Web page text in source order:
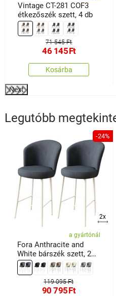
Vintage CT-281 COF3
étkezőszék szett, 4 db
71 545 Ft
46 145Ft
Kosárba
Next
Legutóbb
-24%
2x
a gyártónál
Fora Anthracite and
White bárszék szett, 2
db
119 095 Ft
90 795Ft